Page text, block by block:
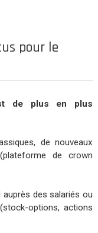
pour le
de plus en plus
de nouveaux
de crown
des salariés ou
options, actions